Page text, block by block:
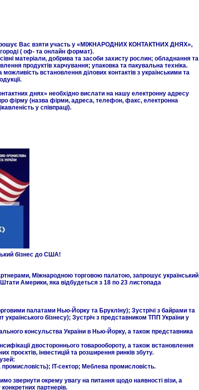
Вас взяти участь у «МІЖНАРОДНИХ КОНТАКТНИХ ДНЯХ»,
( оф- та онлайн формат).
матеріали, добрива та засоби захисту рослин; обладнання та
продуктів харчування; упаковка та пакувальна техніка.
встановлення ділових контактів з українськими та
днях» необхідно вислати на нашу електронну адресу
фірму (назва фірми, адреса, телефон, факс, електронна
у співпраці).
бізнес до США!
Міжнародною торговою палатою, запрошує український
Штати Америки, яка відбудеться з 18 по 23 листопада
палатами Нью-Йорку та Брукліну); Зустрічі з байрами та
бізнесу); Зустріч з представником ТПП України у
консульства України в Нью-Йорку, а також представника
двостороннього товарообороту, а також встановлення
проєктів, інвестицій та розширення ринків збуту.
IT-сектор; Меблева промисловість.
звернути окрему увагу на питання щодо наявності візи, а
партнерів.